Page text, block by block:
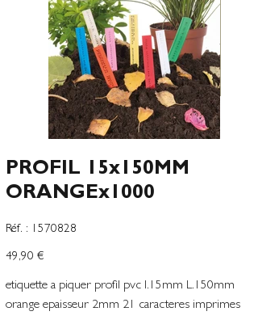
PROFIL 15x150MM
ORANGEx1000
Réf. :
SKU
1570828
1570828
Precio
49,90 €
etiquette a piquer profil pvc l.15mm L.150mm
orange epaisseur 2mm 21 caracteres imprimes